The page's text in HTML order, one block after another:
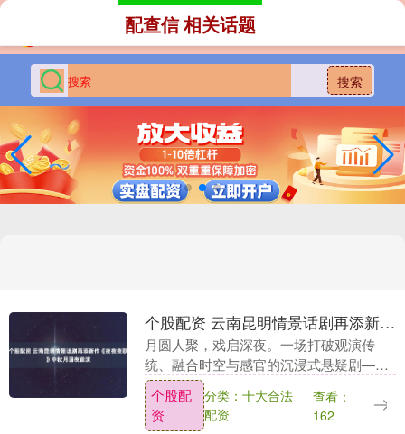
搜索
配查信 相关话题
个股配资 云南昆明情景话剧再添新作《夜夜夜歌》中秋月圆夜首演
月圆人聚，戏启深夜。一场打破观演传
统、融合时空与感官的沉浸式悬疑剧——
《夜夜夜歌》，即将于10月6日（中秋
节）22:30个股配资，在昆明马家大院拉开
神秘帷幕。该....
个股配
资
分类：十大合法
配资
查看：
162